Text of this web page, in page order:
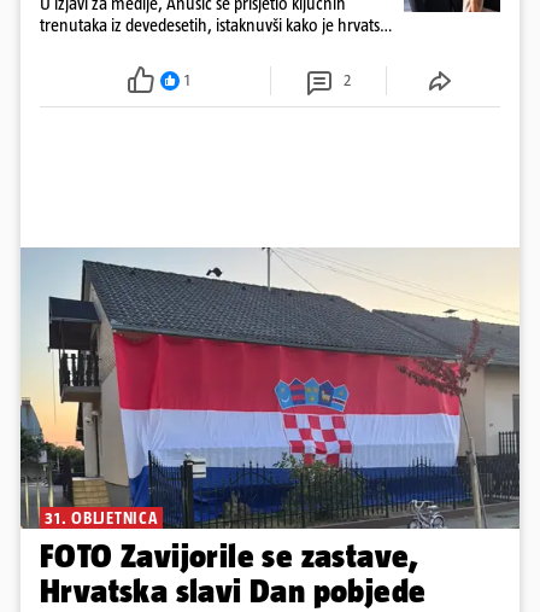
trenutaka iz devedesetih, istaknuvši kako je hrvatski
1 2
31. OBLJETNICA
FOTO Zavijorile se zastave,
Hrvatska slavi Dan pobjede